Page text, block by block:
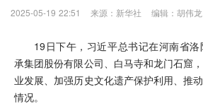
2025-05-19 22:51 来源：​新华社 编辑：胡伟龙
19日下午，习近平总书记在河南省
承集团股份有限公司、白马寺和龙门石窟
业发展、加强历史文化遗产保护利用、推
情况。